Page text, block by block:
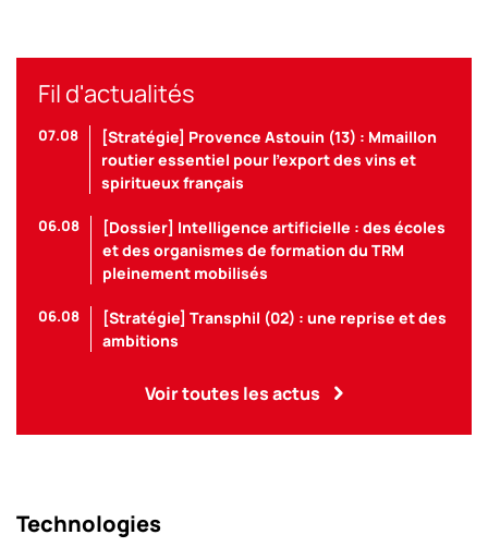
Fil d'actualités
07.08
[Stratégie] Provence Astouin (13) : Mmaillon
routier essentiel pour l’export des vins et
spiritueux français
06.08
[Dossier] Intelligence artificielle : des écoles
et des organismes de formation du TRM
pleinement mobilisés
06.08
[Stratégie] Transphil (02) : une reprise et des
ambitions
Voir toutes les actus
Technologies